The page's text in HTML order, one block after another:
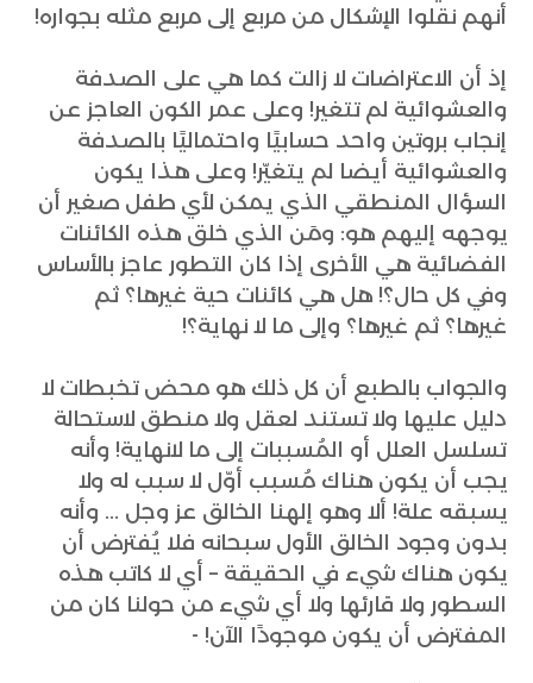
أنهم نقلوا الإشكال من مربع إلى مربع مثله بجواره!
إذ أن الاعتراضات لا زالت كما هي على الصدفة
والعشوائية لم تتغير! وعلى عمر الكون العاجز عن
إنجاب بروتين واحد حسابيًا واحتماليًا بالصدفة
والعشوائية أيضا لم يتغيّر! وعلى هذا يكون
السؤال المنطقي الذي يمكن لأي طفل صغير أن
يوجهه إليهم هو: ومَن الذي خلق هذه الكائنات
الفضائية هي الأخرى إذا كان التطور عاجز بالأساس
وفي كل حال؟! هل هي كائنات حية غيرها؟ ثم
غيرها؟ ثم غيرها؟ وإلى ما لا نهاية؟!
والجواب بالطبع أن كل ذلك هو محض تخبطات لا
دليل عليها ولا تستند لعقل ولا منطق لاستحالة
تسلسل العلل أو المُسببات إلى ما لانهاية! وأنه
يجب أن يكون هناك مُسبب أوّل لا سبب له ولا
يسبقه علة! ألا وهو إلهنا الخالق عز وجل ... وأنه
بدون وجود الخالق الأول سبحانه فلا يُفترض أن
يكون هناك شيء في الحقيقة – أي لا كاتب هذه
السطور ولا قارئها ولا أي شيء من حولنا كان من
المفترض أن يكون موجودًا الآن! -